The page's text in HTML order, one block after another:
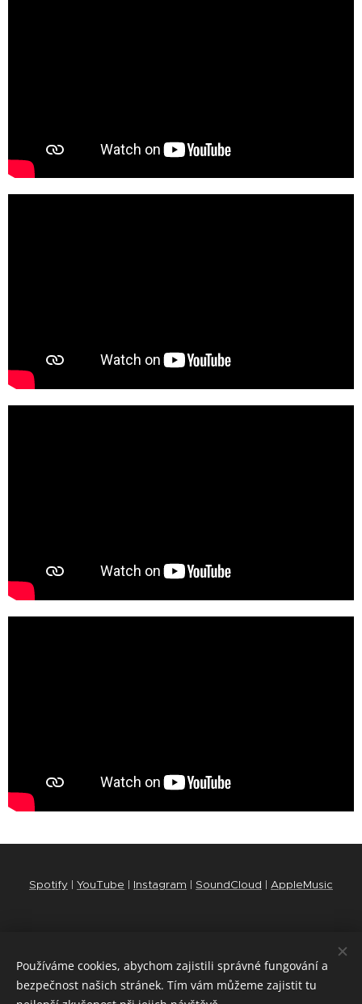
Spotify | YouTube | Instagram | SoundCloud | AppleMusic
© 2009 - 2025 Adam Pavlíček
All rights reserved
Cookies
Používáme cookies, abychom zajistili správné fungování a
bezpečnost našich stránek. Tím vám můžeme zajistit tu